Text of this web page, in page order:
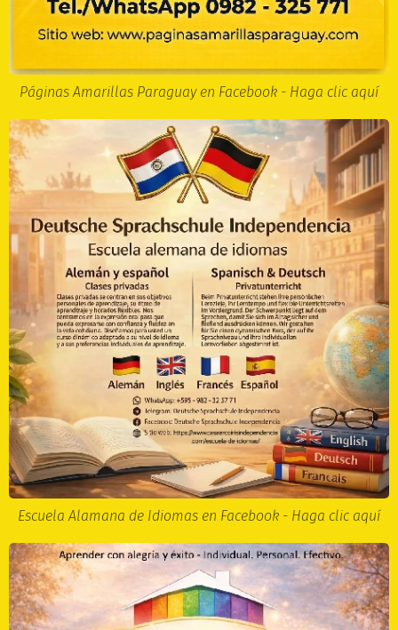
Páginas Amarillas Paraguay en Facebook - Haga clic aquí
Escuela Alamana de Idiomas en Facebook - Haga clic aquí